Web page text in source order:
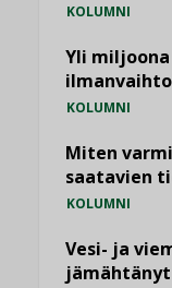
KOLUMNI
Yli
KOLUMNI
Miten
saatavien
KOLUMNI
Vesi- ja